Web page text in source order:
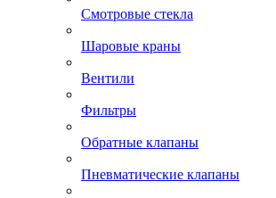
Смотровые стекла
Шаровые краны
Вентили
Фильтры
Обратные клапаны
Пневматические клапаны